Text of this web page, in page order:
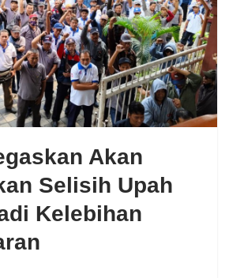
Akan
Selisih Upah
Kelebihan